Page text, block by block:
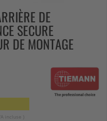
DE
SECURE
DE MONTAGE
incluse )